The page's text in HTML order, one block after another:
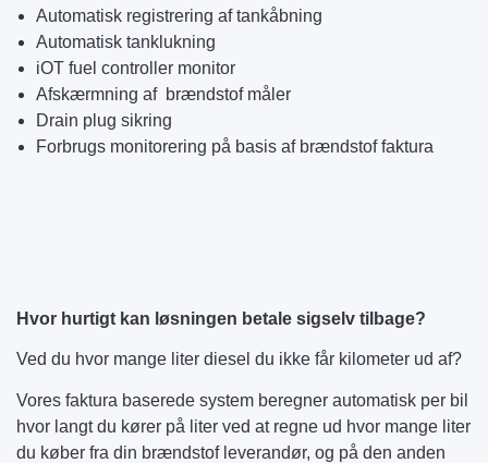
Automatisk registrering af tankåbning
Automatisk tanklukning
iOT fuel controller monitor
Afskærmning af brændstof måler
Drain plug sikring
Forbrugs monitorering på basis af brændstof faktura
Hvor hurtigt kan løsningen betale sigselv tilbage?
Ved du hvor mange liter diesel du ikke får kilometer ud af?
Vores faktura baserede system beregner automatisk per bil
hvor langt du kører på liter ved at regne ud hvor mange liter
du køber fra din brændstof leverandør, og på den anden